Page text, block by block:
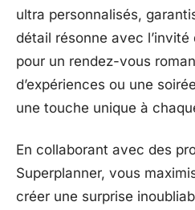
ultra personnalisés,
détail résonne avec l’invité
pour un rendez-vous
d’expériences ou une
une touche unique à
En collaborant avec des
Superplanner, vous
créer une surprise